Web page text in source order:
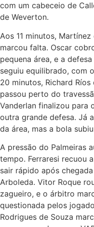
com um cabeceio de
de Weverton.
Aos 11 minutos,
marcou falta. Oscar
pequena área, e a
seguiu equilibrado, com
20 minutos, Richard
passou perto do
Vanderlan finalizou para
outra grande defesa. Já
da área, mas a bola
A pressão do Palmeiras
tempo. Ferraresi recuou
sair rápido após
Arboleda. Vitor Roque
zagueiro, e o árbitro
questionada pelos
Rodrigues de Souza